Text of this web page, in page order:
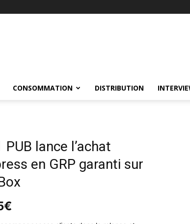
CONSOMMATION DISTRIBUTION
PUB lance l’achat
en GRP garanti sur
€